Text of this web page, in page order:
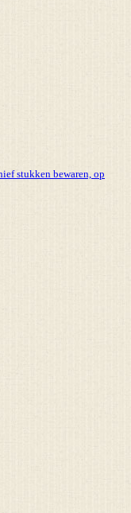
stukken bewaren, op